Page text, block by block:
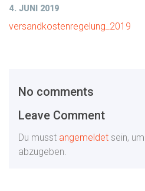
4. JUNI 2019
versandkostenregelung_2019
No comments
Leave Comment
Du musst angemeldet sein,
abzugeben.